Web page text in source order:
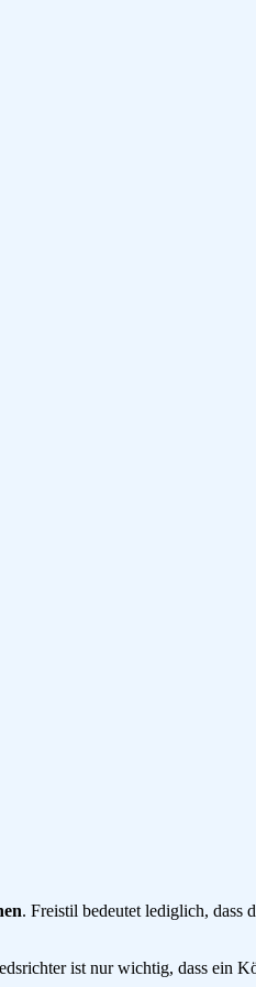
. Freistil bedeutet lediglich, dass
ist nur wichtig, dass ein